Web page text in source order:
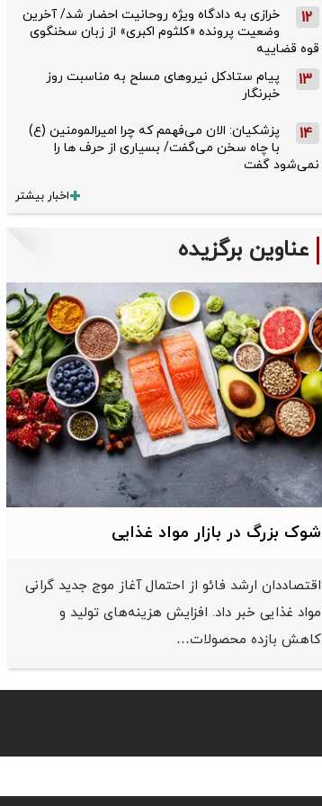
12
خرازی به دادگاه ویژه روحانیت احضار شد/ آخرین
وضعیت پرونده «کلثوم اکبری» از زبان سخنگوی
قوه قضاییه
13
پیام ستادکل نیروهای مسلح به مناسبت روز
خبرنگار
14
پزشکیان: الان می‌فهمم که چرا امیرالمومنین (ع)
با چاه سخن می‌گفت/ بسیاری از حرف ها را
نمی‌شود گفت
اخبار بیشتر
عناوین برگزیده
شوک بزرگ در بازار مواد غذایی
اقتصاددان ارشد فائو از احتمال آغاز موج جدید گرانی
مواد غذایی خبر داد. افزایش هزینه‌های تولید و
کاهش بازده محصولات…